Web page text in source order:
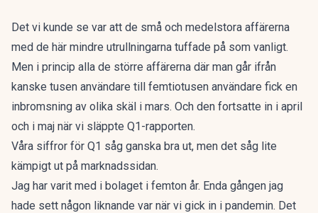
Det vi kunde se var att de små och medelstora affärerna
med de här mindre utrullningarna tuffade på som vanligt.
Men i princip alla de större affärerna där man går ifrån
kanske tusen användare till femtiotusen användare fick en
inbromsning av olika skäl i mars. Och den fortsatte in i april
och i maj när vi släppte Q1-rapporten.
Våra siffror för Q1 såg ganska bra ut, men det såg lite
kämpigt ut på marknadssidan.
Jag har varit med i bolaget i femton år. Enda gången jag
hade sett någon liknande var när vi gick in i pandemin. Det